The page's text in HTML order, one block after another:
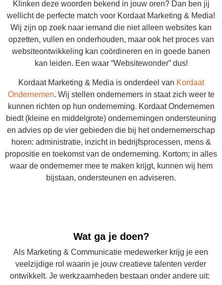
Klinken deze woorden bekend in jouw oren? Dan ben jij
wellicht de perfecte match voor Kordaat Marketing & Media!
Wij zijn op zoek naar iemand die niet alleen websites kan
opzetten, vullen en onderhouden, maar ook het proces van
websiteontwikkeling kan coördineren en in goede banen
kan leiden. Een waar “Websitewonder” dus!
Kordaat Marketing & Media is onderdeel van Kordaat
Ondernemen. Wij stellen ondernemers in staat zich weer te
kunnen richten op hun onderneming. Kordaat Ondernemen
biedt (kleine en middelgrote) ondernemingen ondersteuning
en advies op de vier gebieden die bij het ondernemerschap
horen: administratie, inzicht in bedrijfsprocessen, mens &
propositie en toekomst van de onderneming. Kortom; in alles
waar de ondernemer mee te maken krijgt, kunnen wij hem
bijstaan, ondersteunen en adviseren.
Wat ga je doen?
Als Marketing & Communicatie medewerker krijg je een
veelzijdige rol waarin je jouw creatieve talenten verder
ontwikkelt. Je werkzaamheden bestaan onder andere uit: